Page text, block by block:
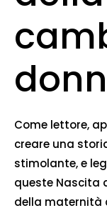
Come lettore,
creare una
stimolante, e
queste Nascita
della maternità